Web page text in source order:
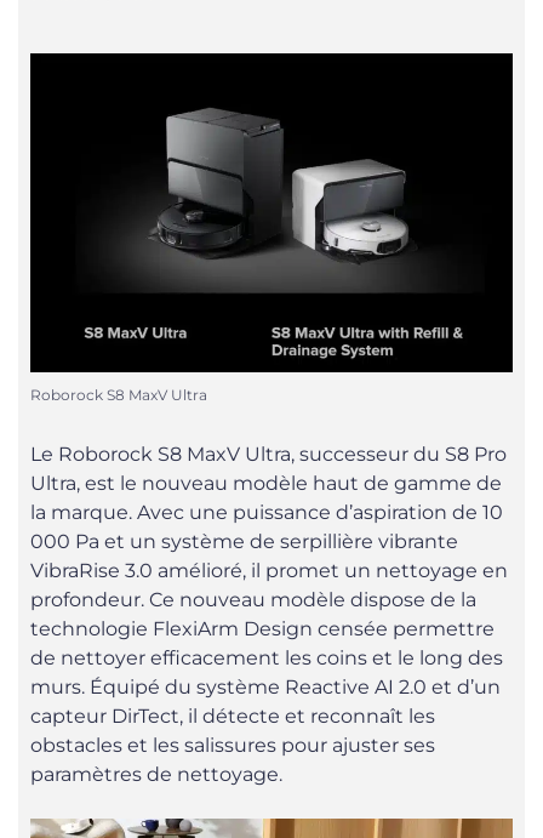
Roborock S8 MaxV Ultra
Le Roborock S8 MaxV Ultra, successeur du S8 Pro
Ultra, est le nouveau modèle haut de gamme de
la marque. Avec une puissance d’aspiration de 10
000 Pa et un système de serpillière vibrante
VibraRise 3.0 amélioré, il promet un nettoyage en
profondeur. Ce nouveau modèle dispose de la
technologie FlexiArm Design censée permettre
de nettoyer efficacement les coins et le long des
murs. Équipé du système Reactive AI 2.0 et d’un
capteur DirTect, il détecte et reconnaît les
obstacles et les salissures pour ajuster ses
paramètres de nettoyage.